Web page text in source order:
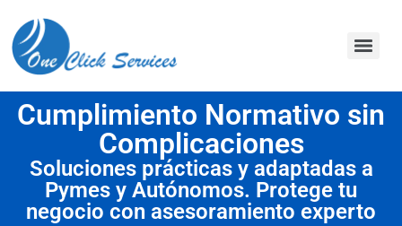
Cumplimiento Normativo sin
Complicaciones
Soluciones prácticas y adaptadas a
Pymes y Autónomos. Protege tu
negocio con asesoramiento experto